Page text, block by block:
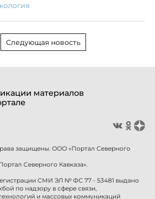
Следующая новость
материалов
защищены. ООО «Портал Северного
Северного Кавказа».
СМИ ЭЛ № ФС 77 - 53481 выдано
по надзору в сфере связи,
и массовых коммуникаций